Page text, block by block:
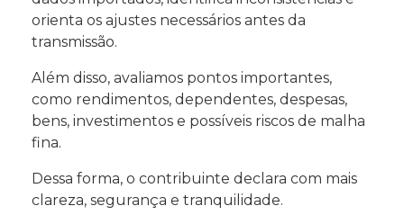
orienta os ajustes necessários antes da
transmissão.
Além disso, avaliamos pontos importantes,
como rendimentos, dependentes, despesas,
bens, investimentos e possíveis riscos de malha
fina.
Dessa forma, o contribuinte declara com mais
clareza, segurança e tranquilidade.